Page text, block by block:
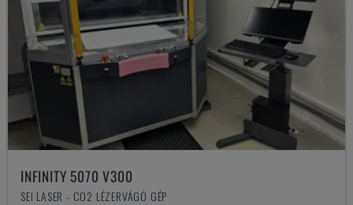
INFINITY 5070 V300
SEI LASER - CO2 LÉZERVÁGÓ GÉP